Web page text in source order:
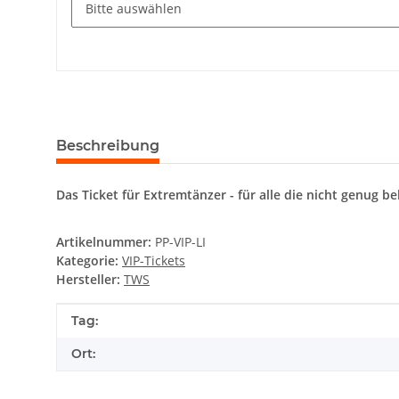
Beschreibung
Das Ticket für Extremtänzer - für alle die nicht genug
Artikelnummer: PP-VIP-LI
Kategorie: VIP-Tickets
Hersteller: TWS
Produkteigenschaft
Wert
Tag:
Ort: